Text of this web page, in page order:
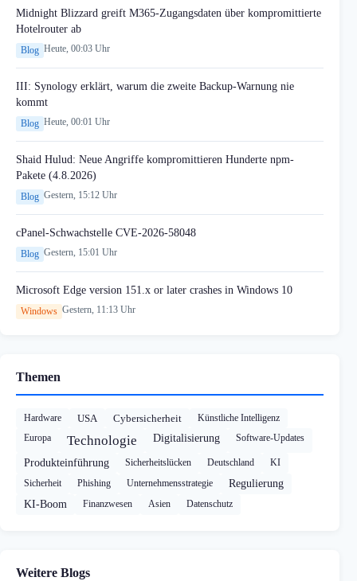
Midnight Blizzard greift M365-Zugangsdaten über kompromittierte
Hotelrouter ab
Blog Heute, 00:03 Uhr
III: Synology erklärt, warum die zweite Backup-Warnung nie
kommt
Blog Heute, 00:01 Uhr
Shaid Hulud: Neue Angriffe kompromittieren Hunderte npm-
Pakete (4.8.2026)
Blog Gestern, 15:12 Uhr
cPanel-Schwachstelle CVE-2026-58048
Blog Gestern, 15:01 Uhr
Microsoft Edge version 151.x or later crashes in Windows 10
Windows Gestern, 11:13 Uhr
Themen
Hardware USA Cybersicherheit
Künstliche Intelligenz
Europa
Technologie Digitalisierung Software-Updates
Produkteinführung Sicherheitslücken Deutschland
KI
Sicherheit
Phishing Unternehmensstrategie
Regulierung
KI-Boom
Finanzwesen Asien Datenschutz
Weitere Blogs